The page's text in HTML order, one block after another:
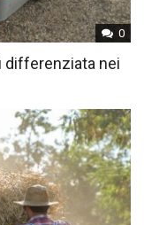
0
differenziata nei